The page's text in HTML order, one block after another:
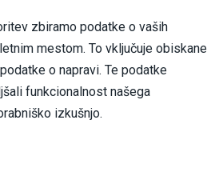
zbiramo podatke o vaših
mestom. To vključuje obiskane
o napravi. Te podatke
funkcionalnost našega
izkušnjo.